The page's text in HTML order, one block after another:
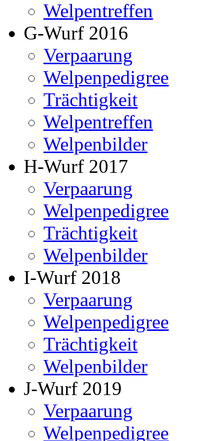
Welpentreffen
G-Wurf 2016
Verpaarung
Welpenpedigree
Trächtigkeit
Welpentreffen
Welpenbilder
H-Wurf 2017
Verpaarung
Welpenpedigree
Trächtigkeit
Welpenbilder
I-Wurf 2018
Verpaarung
Welpenpedigree
Trächtigkeit
Welpenbilder
J-Wurf 2019
Verpaarung
Welpenpedigree